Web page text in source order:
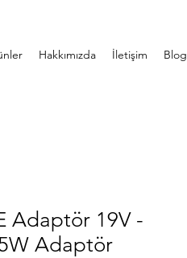
Hakkımızda İletişim Blog
Adaptör 19V -
Adaptör